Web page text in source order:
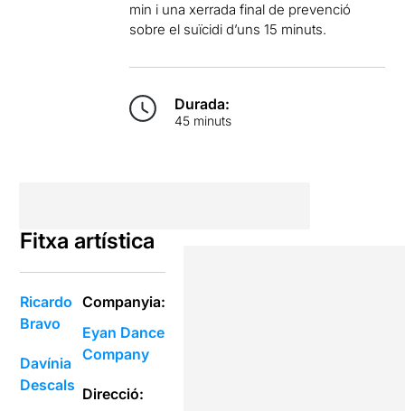
min i una xerrada final de prevenció
sobre el suïcidi d’uns 15 minuts.
Durada:
45 minuts
Fitxa artística
Ricardo
Bravo
Davínia
Descals
Companyia:
Eyan Dance
Company
Direcció: